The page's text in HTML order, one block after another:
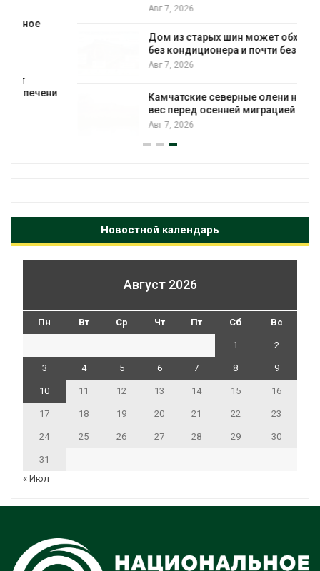
Дом из старых шин может обходиться
без кондиционера и почти без отопления
Камчатские северные олени набирают
вес перед осенней миграцией
Новостной календарь
Август 2026
Пн Вт Ср Чт Пт Сб Вс
1 2
3 4 5 6 7 8 9
10 11 12 13 14 15 16
17 18 19 20 21 22 23
24 25 26 27 28 29 30
31
« Июл